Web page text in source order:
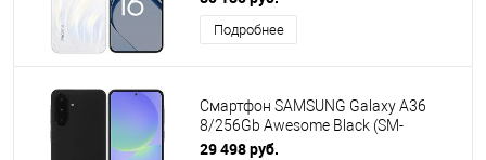
Подробнее
Смартфон SAMSUNG Galaxy A36
8/256Gb Awesome Black (SM-
A366BZKVMEA)
29 498 руб.